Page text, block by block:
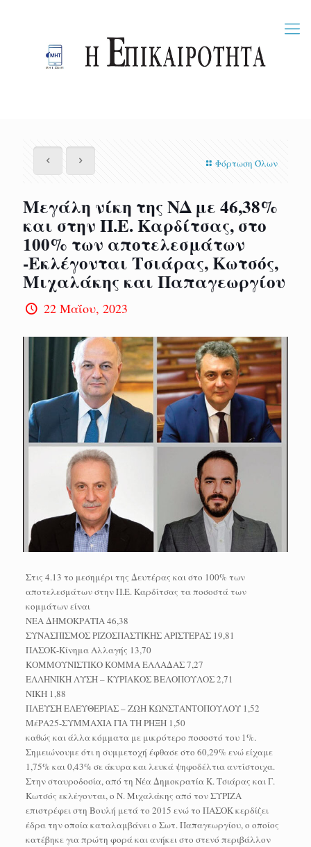
Φόρτωση Όλων
Μεγάλη νίκη της ΝΔ με 46,38%
και στην Π.Ε. Καρδίτσας, στο
100% των αποτελεσμάτων
-Εκλέγονται Τσιάρας, Κωτσός,
Μιχαλάκης και Παπαγεωργίου
22 Μαΐου, 2023
Στις 4.13 το μεσημέρι της Δευτέρας και στο 100% των
αποτελεσμάτων στην Π.Ε. Καρδίτσας τα ποσοστά των
κομμάτων είναι
ΝΕΑ ΔΗΜΟΚΡΑΤΙΑ 46,38
ΣΥΝΑΣΠΙΣΜΟΣ ΡΙΖΟΣΠΑΣΤΙΚΗΣ ΑΡΙΣΤΕΡΑΣ 19,81
ΠΑΣΟΚ-Κίνημα Αλλαγής 13,70
ΚΟΜΜΟΥΝΙΣΤΙΚΟ ΚΟΜΜΑ ΕΛΛΑΔΑΣ 7,27
ΕΛΛΗΝΙΚΗ ΛΥΣΗ – ΚΥΡΙΑΚΟΣ ΒΕΛΟΠΟΥΛΟΣ 2,71
ΝΙΚΗ 1,88
ΠΛΕΥΣΗ ΕΛΕΥΘΕΡΙΑΣ – ΖΩΗ ΚΩΝΣΤΑΝΤΟΠΟΥΛΟΥ 1,52
ΜέΡΑ25-ΣΥΜΜΑΧΙΑ ΓΙΑ ΤΗ ΡΗΞΗ 1,50
καθώς και άλλα κόμματα με μικρότερο ποσοστό του 1%.
Σημειώνουμε ότι η συμμετοχή έφθασε στο 60,29% ενώ είχαμε
1,75% και 0,43% σε άκυρα και λευκά ψηφοδέλτια αντίστοιχα.
Στην σταυροδοσία, από τη Νέα Δημοκρατία Κ. Τσιάρας και Γ.
Κωτσός εκλέγονται, ο Ν. Μιχαλάκης από τον ΣΥΡΙΖΑ
επιστρέφει στη Βουλή μετά το 2015 ενώ το ΠΑΣΟΚ κερδίζει
έδρα την οποία καταλαμβάνει ο Σωτ. Παπαγεωργίου, ο οποίος
κατέβηκε για πρώτη φορά και ανήκει στο στενό περιβάλλον